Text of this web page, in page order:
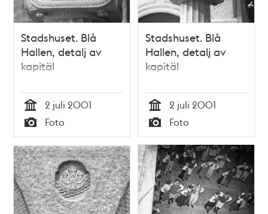
Stadshuset. Blå
Hallen, detalj av
kapitäl
Tid
2 juli 2001
Typ
Foto
Stadshuset. Blå
Hallen, detalj av
kapitäl
Tid
2 juli 2001
Typ
Foto